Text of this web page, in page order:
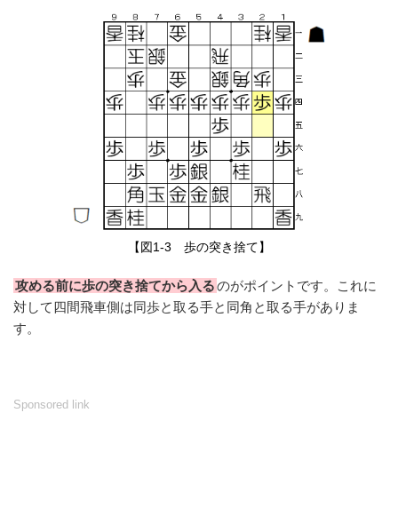
【図1-3 歩の突き捨て】
攻める前に歩の突き捨てから入るのがポイントです。これに
対して四間飛車側は同歩と取る手と同角と取る手がありま
す。
Sponsored link